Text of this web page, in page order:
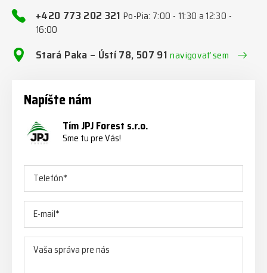
+420 773 202 321Po-Pia: 7:00 - 11:30 a 12:30 -
16:00
Stará Paka – Ústí 78, 507 91navigovať sem
Napíšte nám
Tím JPJ Forest s.r.o.
Sme tu pre Vás!